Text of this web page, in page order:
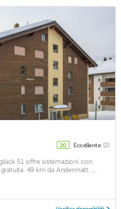
20 Eccellente (2)
51 offre sistemazioni con
49 km da Andermatt. ...